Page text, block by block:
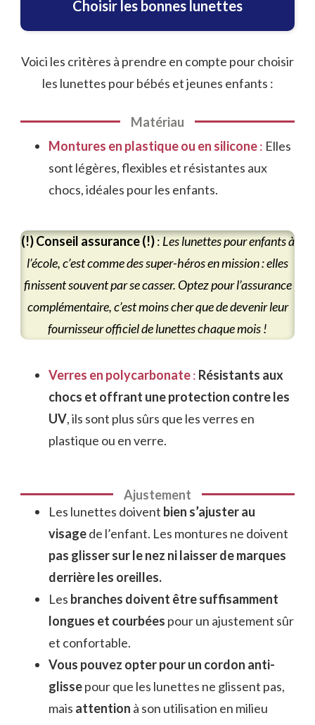
Choisir les bonnes lunettes
Voici les critères à prendre en compte pour choisir
les lunettes pour bébés et jeunes enfants :
Matériau
Montures en plastique ou en silicone: Elles
sont légères, flexibles et résistantes aux
chocs, idéales pour les enfants.
(!) Conseil assurance (!): Les lunettes pour enfants à
l’école, c’est comme des super-héros en mission : elles
finissent souvent par se casser. Optez pour l’assurance
complémentaire, c’est moins cher que de devenir leur
fournisseur officiel de lunettes chaque mois !
Verres en polycarbonate: Résistants aux
chocs et offrant une protection contre les
UV, ils sont plus sûrs que les verres en
plastique ou en verre.
Ajustement
Les lunettes doivent bien s’ajuster au
visagede l’enfant. Les montures ne doivent
pas glisser sur le nez ni laisser de marques
derrière les oreilles.
Les branches doivent être suffisamment
longues et courbées pour un ajustement sûr
et confortable.
Vous pouvez opter pour un cordon anti-
glissepour que les lunettes ne glissent pas,
mais attention à son utilisation en milieu